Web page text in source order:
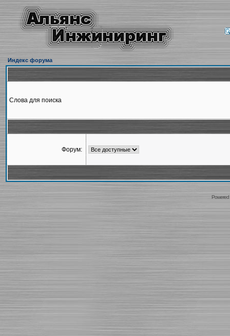
Индекс форума
Слова для поиска
Форум: